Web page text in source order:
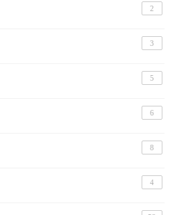
2
3
5
6
8
4